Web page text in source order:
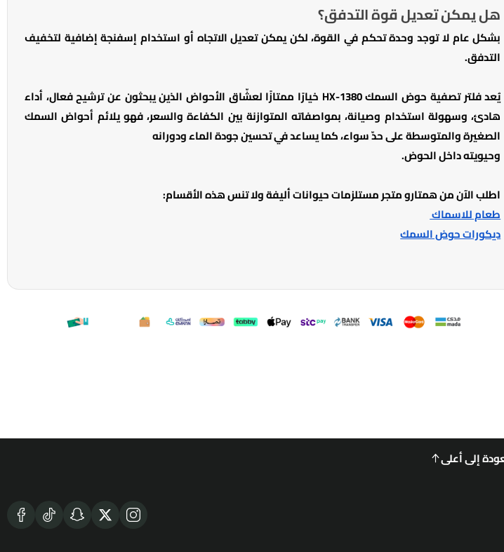
هل يمكن تعديل قوة التدفق؟
بشكل عام لا توجد وحدة تحكم في القوة، لكن يمكن تعديل الاتجاه أو استخدام إسفنجة إضافية لتخفيف
التدفق.
يُعد فلتر تصفية حوض السمك HX-1380 خيارًا ممتازًا لعشّاق الأحواض الذين يبحثون عن ترشيح فعال، أداء
هادئ، وسهولة استخدام وصيانة، بمواصفاته المتوازنة بين الكفاءة والسعر، فهو يلائم أحواض السمك
الصغيرة والمتوسطة على حدّ سواء، كما يساعد في تحسين جودة الماء ودورانه
وحيويته داخل الحوض.
اطلب الآن من همتارو متجر مستلزمات حيوانات أليفة ولا تنس هذه الأقسام:
طعام للاسماك
ديكورات حوض السمك
إلى أعلى